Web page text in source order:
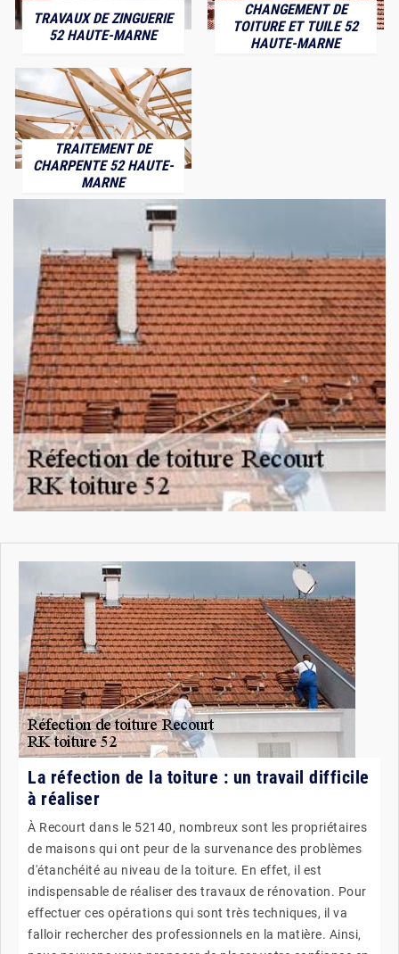
TRAVAUX DE ZINGUERIE
52 HAUTE-MARNE
CHANGEMENT DE
TOITURE ET TUILE 52
HAUTE-MARNE
TRAITEMENT DE
CHARPENTE 52 HAUTE-
MARNE
La réfection de la toiture : un travail difficile
à réaliser
À Recourt dans le 52140, nombreux sont les propriétaires
de maisons qui ont peur de la survenance des problèmes
d'étanchéité au niveau de la toiture. En effet, il est
indispensable de réaliser des travaux de rénovation. Pour
effectuer ces opérations qui sont très techniques, il va
falloir rechercher des professionnels en la matière. Ainsi,